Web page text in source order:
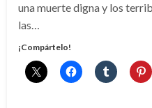
una muerte digna y los
las…
¡Compártelo!